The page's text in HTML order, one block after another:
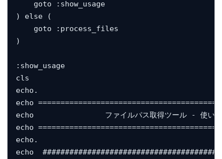
    goto :show_usage
) else (
    goto :process_files
)
:show_usage
cls
echo.
echo
echo                ファイルパス取得ツール - 使い方
echo
echo.
echo